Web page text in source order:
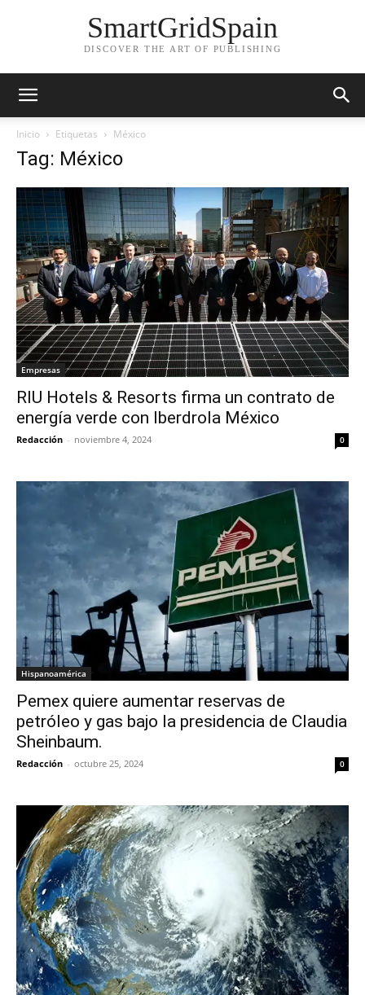
SmartGridSpain
DISCOVER THE ART OF PUBLISHING
Inicio Etiquetas México
Tag: México
Empresas
RIU Hotels & Resorts firma un contrato de
energía verde con Iberdrola México
Redacción - noviembre 4, 2024 0
Hispanoamérica
Pemex quiere aumentar reservas de
petróleo y gas bajo la presidencia de Claudia
Sheinbaum.
Redacción - octubre 25, 2024 0